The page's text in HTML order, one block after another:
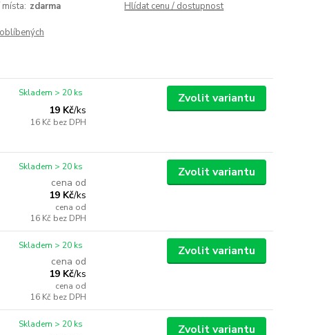
zdarma Hlídat cenu / dostupnost
19 Kč/ks
16 Kč bez DPH
Skladem > 20 ks Zvolit variantu
cena od
19 Kč/ks
cena od
16 Kč bez DPH
Skladem > 20 ks Zvolit variantu
cena od
19 Kč/ks
cena od
16 Kč bez DPH
Skladem > 20 ks Zvolit variantu
Skladem > 20 ks Zvolit variantu